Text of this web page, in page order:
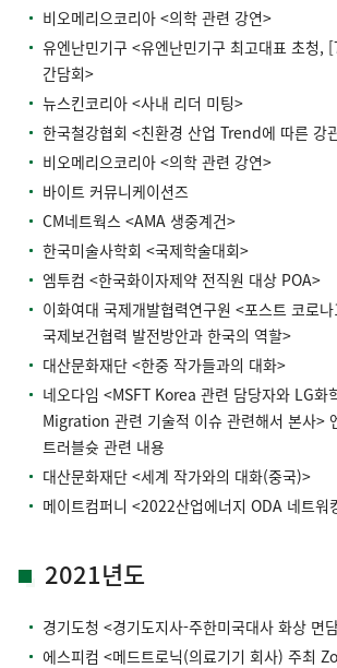
비오메리으코리아 <의학 관련 강연>
유엔난민기구 <유엔난민기구 최고대표 초청,
간담회>
뉴스킨코리아 <사내 리더 미팅>
한국철강협회 <친환경 산업 Trend에 따른 강
비오메리으코리아 <의학 관련 강연>
바이트 커뮤니케이션즈
CM네트웍스 <AMA 생중계건>
한국미술사학회 <국제학술대회>
엠투컴 <한국화이자제약 전직원 대상 POA>
이화여대 국제개발협력연구원 <포스트 코로
국제보건협력 발전방안과 한국의 역할>
대산문화재단 <한중 작가들과의 대화>
네오다임 <MSFT Korea 관련 담당자와 LG화
Migration 관련 기술적 이슈 관련해서 본사>
트러블슛 관련 내용
대산문화재단 <세계 작가와의 대화(중국)>
메이트컴퍼니 <2022산업에너지 ODA 네트워
2021년도
경기도청 <경기도지사-주한미국대사 화상 면
에스피컴 <메드트로닉(의료기기 회사) 주최